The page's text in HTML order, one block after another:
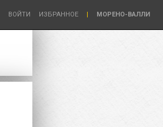
ВОЙТИ ИЗБРАННОЕ | МОРЕНО-ВАЛЛИ